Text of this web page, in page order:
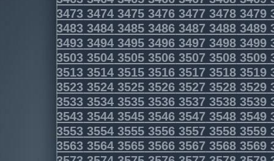
3473 3474 3475 3476 3477 3478 3479
3483 3484 3485 3486 3487 3488 3489
3493 3494 3495 3496 3497 3498 3499
3503 3504 3505 3506 3507 3508 3509
3513 3514 3515 3516 3517 3518 3519
3523 3524 3525 3526 3527 3528 3529
3533 3534 3535 3536 3537 3538 3539
3543 3544 3545 3546 3547 3548 3549
3553 3554 3555 3556 3557 3558 3559
3563 3564 3565 3566 3567 3568 3569